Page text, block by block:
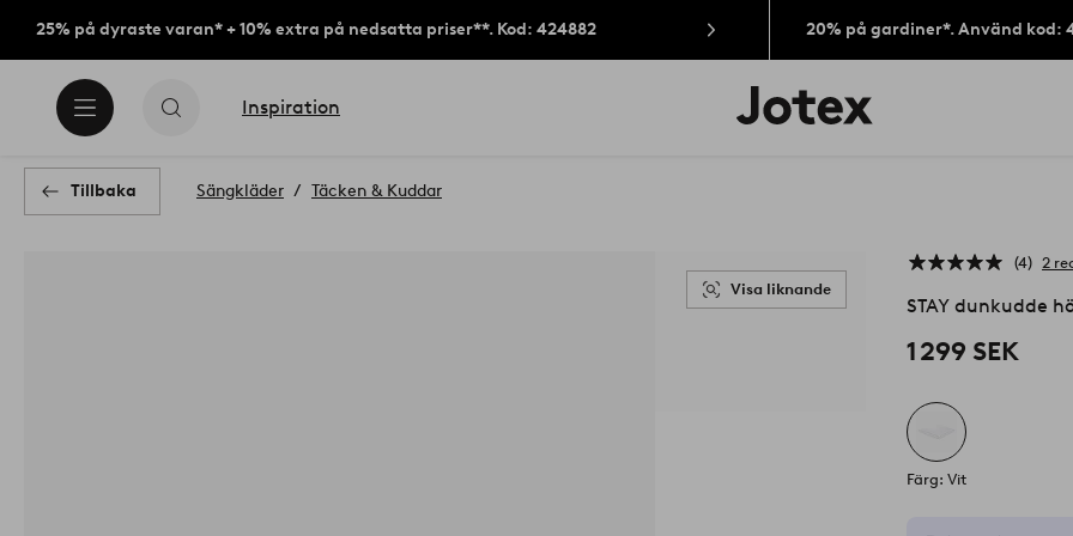
25% på dyraste varan* + 10% extra på nedsatta priser**. Kod: 424882 20% på gardiner*. Använd kod:
Inspiration
Jotex
logotyp
Tillbaka Sängkläder Täcken & Kuddar
Visa liknande
4 2
STAY dunkudde
1 299 SEK
Färg: Vit